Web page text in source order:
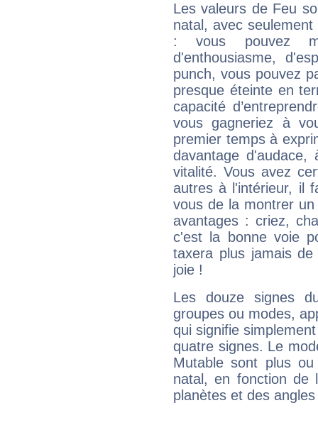
Les valeurs de Feu
natal, avec
: vous pouvez
d'enthousiasme,
punch, vous pouvez
presque éteinte en
capacité
vous gagneriez à
premier temps à
davantage
vitalité. Vous avez
autres à l'intérieur, il
vous de la montrer
avantages : criez,
c'est la bonne voie
taxera plus jamais
joie !
Les douze signes
groupes ou modes,
qui signifie
quatre signes. Le
Mutable sont plus
natal, en fonction de
planètes et des